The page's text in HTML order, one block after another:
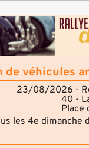
de véhicules
23/08/2026 -
40 -
Place
les 4e dimanche